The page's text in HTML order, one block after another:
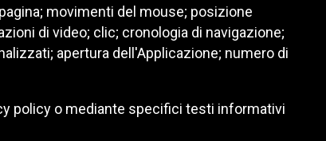
movimenti del mouse; posizione
di video; clic; cronologia di navigazione;
apertura dell'Applicazione; numero di
policy o mediante specifici testi informativi